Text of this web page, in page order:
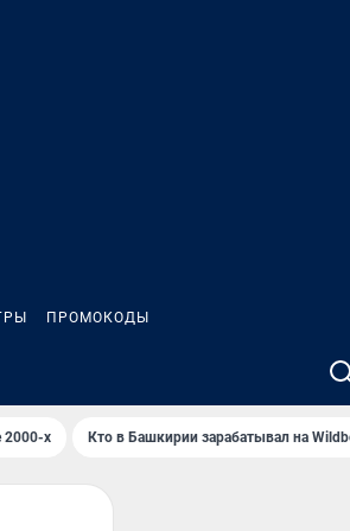
ПРОМОКОДЫ
2000-х Кто в Башкирии зарабатывал на